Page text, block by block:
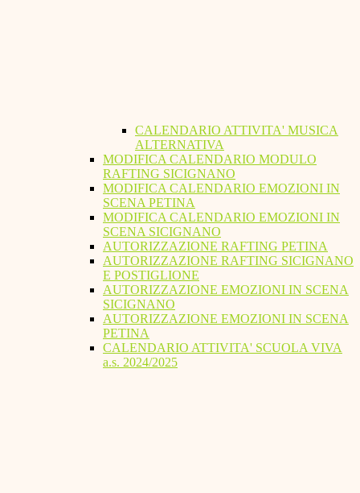
CALENDARIO ATTIVITA' MUSICA
ALTERNATIVA
MODIFICA CALENDARIO MODULO
RAFTING SICIGNANO
MODIFICA CALENDARIO EMOZIONI IN
SCENA PETINA
MODIFICA CALENDARIO EMOZIONI IN
SCENA SICIGNANO
AUTORIZZAZIONE RAFTING PETINA
AUTORIZZAZIONE RAFTING SICIGNANO
E POSTIGLIONE
AUTORIZZAZIONE EMOZIONI IN SCENA
SICIGNANO
AUTORIZZAZIONE EMOZIONI IN SCENA
PETINA
CALENDARIO ATTIVITA' SCUOLA VIVA
a.s. 2024/2025